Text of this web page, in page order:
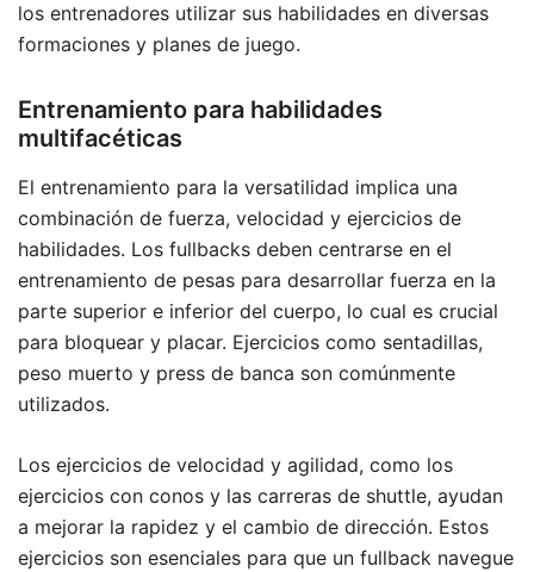
los entrenadores utilizar sus habilidades en diversas
formaciones y planes de juego.
Entrenamiento para habilidades
multifacéticas
El entrenamiento para la versatilidad implica una
combinación de fuerza, velocidad y ejercicios de
habilidades. Los fullbacks deben centrarse en el
entrenamiento de pesas para desarrollar fuerza en la
parte superior e inferior del cuerpo, lo cual es crucial
para bloquear y placar. Ejercicios como sentadillas,
peso muerto y press de banca son comúnmente
utilizados.
Los ejercicios de velocidad y agilidad, como los
ejercicios con conos y las carreras de shuttle, ayudan
a mejorar la rapidez y el cambio de dirección. Estos
ejercicios son esenciales para que un fullback navegue